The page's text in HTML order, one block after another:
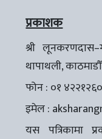
प्रकाशक
श्री
थापाथली,
फोन : ०१ ४२२१२६०
इमेल :
यस पत्रिकामा